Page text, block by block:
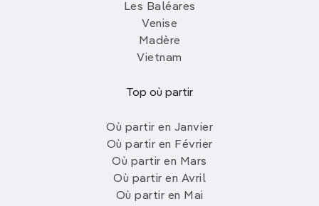
Les Baléares
Venise
Madère
Vietnam
Top où partir
Où partir en Janvier
Où partir en Février
Où partir en Mars
Où partir en Avril
Où partir en Mai